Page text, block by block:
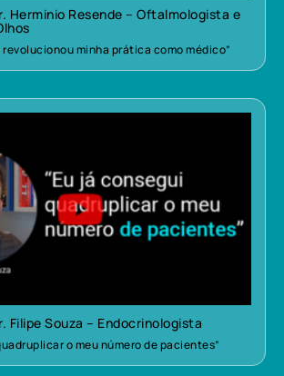
Herminio Resende – Oftalmologista e
revolucionou minha prática como médico”
Filipe Souza – Endocrinologista
o meu número de pacientes”